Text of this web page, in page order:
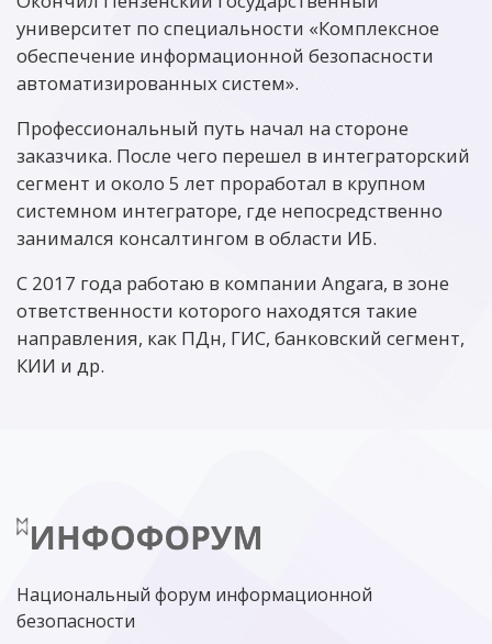
университет по специальности «Комплексное
обеспечение информационной безопасности
автоматизированных систем».
Профессиональный путь начал на стороне
заказчика. После чего перешел в интеграторский
сегмент и около 5 лет проработал в крупном
системном интеграторе, где непосредственно
занимался консалтингом в области ИБ.
С 2017 года работаю в компании Angara, в зоне
ответственности которого находятся такие
направления, как ПДн, ГИС, банковский сегмент,
КИИ и др.
Национальный форум информационной
безопасности